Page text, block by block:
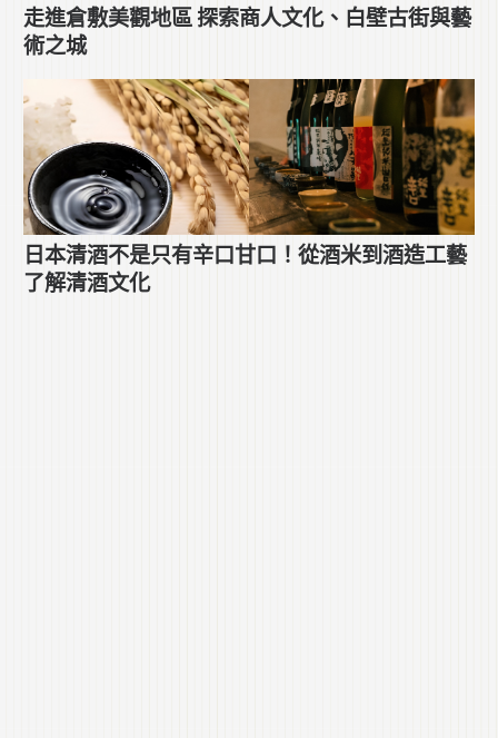
走進倉敷美觀地區 探索商人文化、白壁古街與藝
術之城
日本清酒不是只有辛口甘口！從酒米到酒造工藝
了解清酒文化